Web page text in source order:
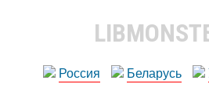
Россия Беларусь